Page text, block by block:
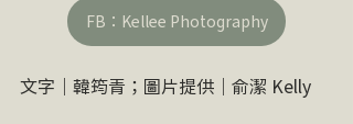
FB：Kellee Photography
文字｜韓筠青；圖片提供｜俞潔 Kelly